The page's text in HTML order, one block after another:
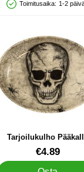
Saatavuus: Varastossa
Toimitusaika: 1-2
Tarjoilukulho
88763€4.89
Merkitse